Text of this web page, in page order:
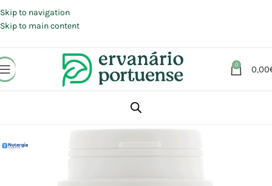
Skip to navigation
Skip to main content
0 0,00
Suplementos alimentares